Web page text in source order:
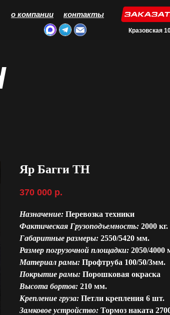
контакты
о компании
Кразовская 10
Яр Багги ТН
370 000 р.
Назначение: Перевозка техники
Фактическая Грузоподъемность: 2000 кг.
Габаритные размеры: 2550/5420 мм.
Размер погрузочной площадки: 2050/4000
Материал рамы: Профтруба 100/50/3мм.
Покрытие рамы: Порошковая окраска
Высота бортов: 210 мм.
Крепление груза: Петли крепления 6 шт.
Замковое устройство: Тормоз наката